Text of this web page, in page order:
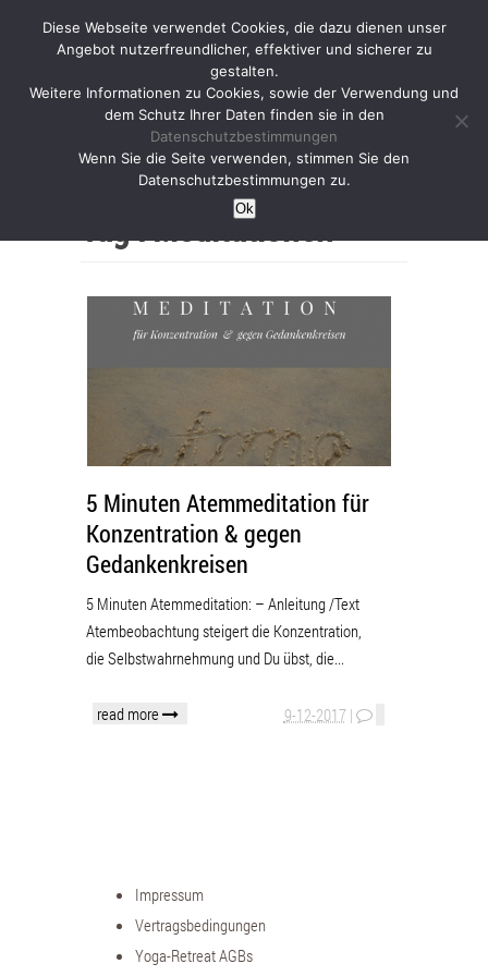
Home
Meditationen
5 Minuten Atemmeditation für
Konzentration & gegen
Gedankenkreisen
5 Minuten Atemmeditation: – Anleitung /Text
Atembeobachtung steigert die Konzentration,
die Selbstwahrnehmung und Du übst, die...
read more 9-12-2017 |
Impressum
Vertragsbedingungen
Yoga-Retreat AGBs
Diese Webseite verwendet Cookies, die dazu dienen unser
Angebot nutzerfreundlicher, effektiver und sicherer zu
gestalten.
Weitere Informationen zu Cookies, sowie der Verwendung und
dem Schutz Ihrer Daten finden sie in den
Datenschutzbestimmungen
Wenn Sie die Seite verwenden, stimmen Sie den
Datenschutzbestimmungen zu.
Ok